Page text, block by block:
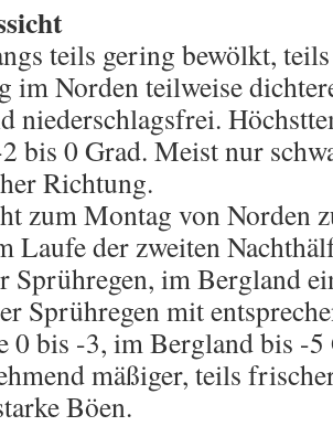
teils gering bewölkt,
im Norden teilweise
niederschlagsfrei.
bis 0 Grad. Meist nur
Richtung.
zum Montag von Norden
Laufe der zweiten
Sprühregen, im Bergland
Sprühregen mit
0 bis -3, im Bergland bis -
mäßiger, teils
Böen.